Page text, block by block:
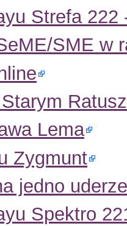
Strefa
SME w
Lema
Zygmunt
jedno
Spektro